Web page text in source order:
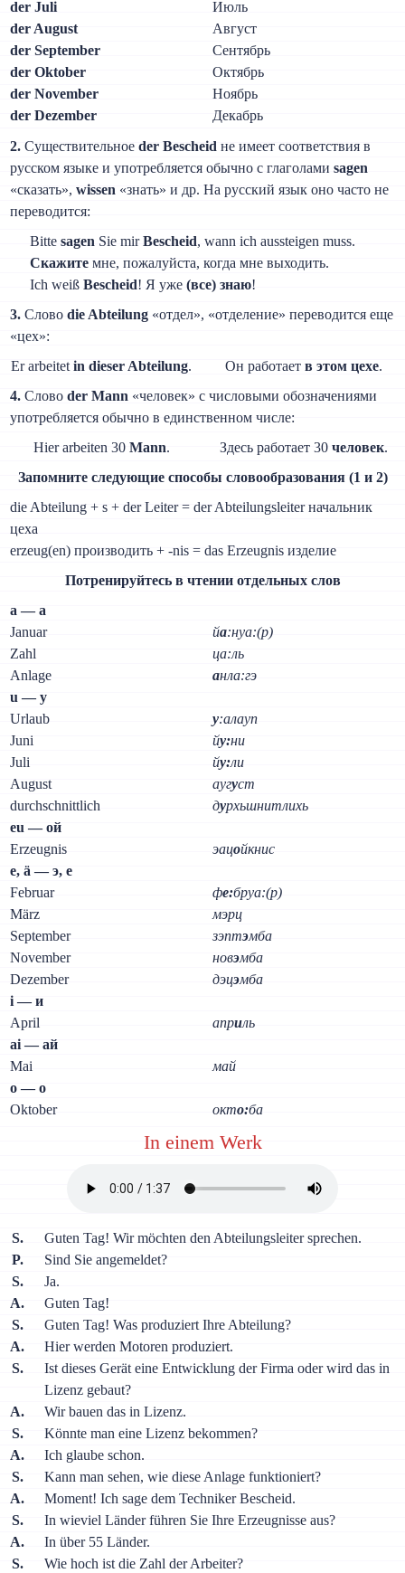
der Juli
Июль
der August
Август
der September
Сентябрь
der Oktober
Октябрь
der November
Ноябрь
der Dezember
Декабрь
2. Существительноеder Bescheid не имеет соответствия в
русском языке и употребляется обычно с глаголамиsagen
«сказать»,wissen «знать» и др. На русский язык оно часто не
переводится:
Bitte sagen Sie mirBescheid, wann ich aussteigen muss.
Скажитемне, пожалуйста, когда мне выходить.
Ich weiß Bescheid! Я уже (все) знаю!
3. Словоdie Abteilung «отдел», «отделение» переводится еще
«цех»:
Er arbeitet in dieser Abteilung. Он работает в этом цexe.
4. Словоder Mann «человек» с числовыми обозначениями
употребляется обычно в единственном числе:
Hier arbeiten 30 Mann. Здесь работает 30 человек.
Запомните следующие способы словообразования (1 и 2)
die Abteilung + s + der Leiter = der Abteilungsleiter начальник
цeхa
erzeug(en) производить + -nis = das Erzeugnis изделие
Потренируйтесь в чтении отдельных слов
а — а
Januar
йа:нуа:(р)
Zahl
ца:ль
Anlage
анла:гэ
u — у
Urlaub
у:алауп
Juni
йу:ни
Juli
йу:ли
August
аугуст
durchschnittlich
дурхьшнитлихь
eu — ой
Erzeugnis
эацойкнис
е, ä — э, е
Februar
фе:бруа:(р)
März
мэрц
September
зэптэмба
November
новэмба
Dezember
дэцэмба
i — и
April
априль
ai — ай
Mai
май
о — о
Oktober
окто:ба
In einem Werk
S.
Guten Tag! Wir möchten den Abteilungsleiter sprechen.
P.
Sind Sie angemeldet?
S.
Ja.
A.
Guten Tag!
S.
Guten Tag! Was produziert Ihre Abteilung?
A.
Hier werden Motoren produziert.
S.
Ist dieses Gerät eine Entwicklung der Firma oder wird das in
Lizenz gebaut?
A.
Wir bauen das in Lizenz.
S.
Könnte man eine Lizenz bekommen?
A.
Ich glaube schon.
S.
Kann man sehen, wie diese Anlage funktioniert?
A.
Moment! Ich sage dem Techniker Bescheid.
S.
In wieviel Länder führen Sie Ihre Erzeugnisse aus?
A.
In über 55 Länder.
S.
Wie hoch ist die Zahl der Arbeiter?